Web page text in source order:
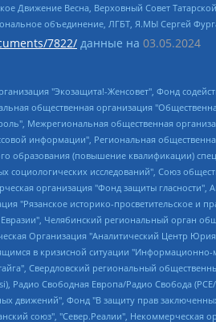
Движение Весна, Верховный Совет
объединение, ЛГБТ, Я.МЫ Сергей
7822/ данные на 03.05.2024
центр "Анна", Фонд содействия развитию массовых коммуникаций и правовому просвещению "Так-так-Так", Фонд содействия устойчивому развитию "Серебряная тайга", Свердловский региональный общественный фонд социальных проектов "Новое время", "Idel.Реалии", Кавказ.Реалии, Крым.Реалии, Телеканал Настоящее Время, Татаро-башкирская служба Радио Свобода (Azatliq Radiosi), Радио Свободная Европа/Радио Свобода (PCE/PC), "Сибирь.Реалии", "Фактограф", Благотворительный фонд помощи осужденным и их семьям, Автономная некоммерческая организация "Институт глобализации и социальных движений", Фонд "В защиту прав заключенных", Частное учреждение "Центр поддержки и содействия развитию средств массовой информации", Пензенский региональный общественный благотворительный фонд "Гражданский союз", "Север.Реалии", Некоммерческая организация Фонд "Правовая инициатива", Общество с ограниченной ответственностью "Радио Свободная Европа/Радио Свобода", Чешское информационное агентство "MEDIUM-ORIENT", Красноярская региональная общественная организация "Мы против СПИДа", Камалягин Денис Николаевич, Маркелов Сергей Евгеньевич, Пономарев Лев Александрович, Савицкая Людмила Алексеевна, Автономная некоммерческая организация "Центр по работе с проблемой насилия "НАСИЛИЮ.НЕТ", Межрегиональный профессиональный союз работников здравоохранения "Альянс врачей", Юридическое лицо, зарегистрированное в Латвийской Республике, SIA "Medusa Project" (регистрационный номер 40103797863, дата регистрации 10.06.2014), Некоммерческая организация "Фонд по борьбе с коррупцией", Автономная некоммерческая организация "Институт права и публичной политики", Баданин Роман Сергеевич, Гликин Максим Александрович, Железнова Мария Михайловна, Лукьянова Юлия Сергеевна, Маетная Елизавета Витальевна, Маняхин Петр Борисович, Чуракова Ольга Владимировна, Ярош Юлия Петровна, Юридическое лицо "The Insider SIA", зарегистрированное в Риге, Латвийская Республика (дата регистрации 26.06.2015), являющееся